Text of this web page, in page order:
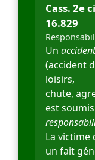
Cass. 2e
16.829
Un
(accident
loisirs,
chute,
est
La
un fait